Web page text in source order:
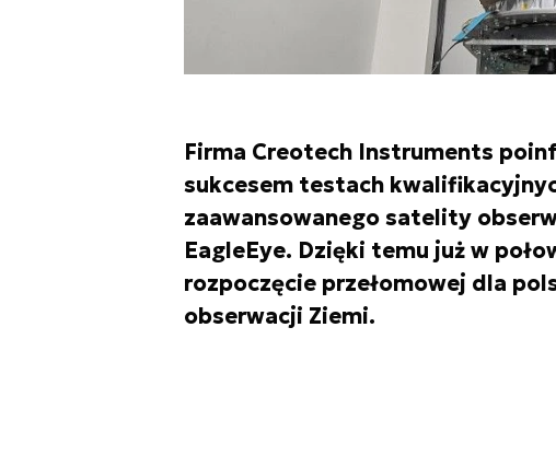
Firma Creotech Instruments
sukcesem testach
zaawansowanego satelity
EagleEye. Dzięki temu już w
rozpoczęcie przełomowej dla
obserwacji Ziemi.